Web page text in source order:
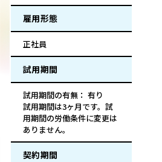
雇用形態
正社員
試用期間
試用期間の有無： 有り
試用期間は3ヶ月です。試
用期間の労働条件に変更は
ありません。
契約期間